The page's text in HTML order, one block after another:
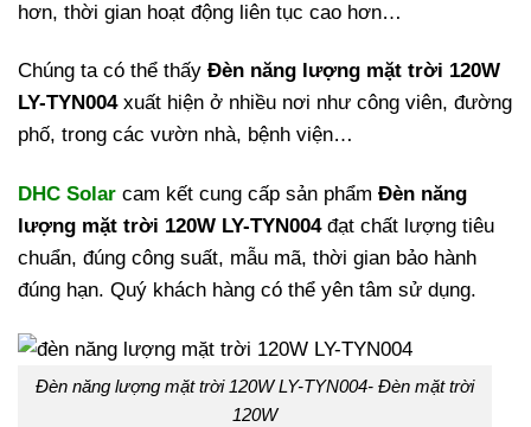
hơn, thời gian hoạt động liên tục cao hơn…
Chúng ta có thể thấy Đèn năng lượng mặt trời 120W
LY-TYN004xuất hiện ở nhiều nơi như công viên, đường
phố, trong các vườn nhà, bệnh viện…
DHC Solar cam kết cung cấp sản phẩm Đèn năng
lượng mặt trời 120W LY-TYN004đạt chất lượng tiêu
chuẩn, đúng công suất, mẫu mã, thời gian bảo hành
đúng hạn. Quý khách hàng có thể yên tâm sử dụng.
Đèn năng lượng mặt trời 120W LY-TYN004- Đèn mặt trời
120W